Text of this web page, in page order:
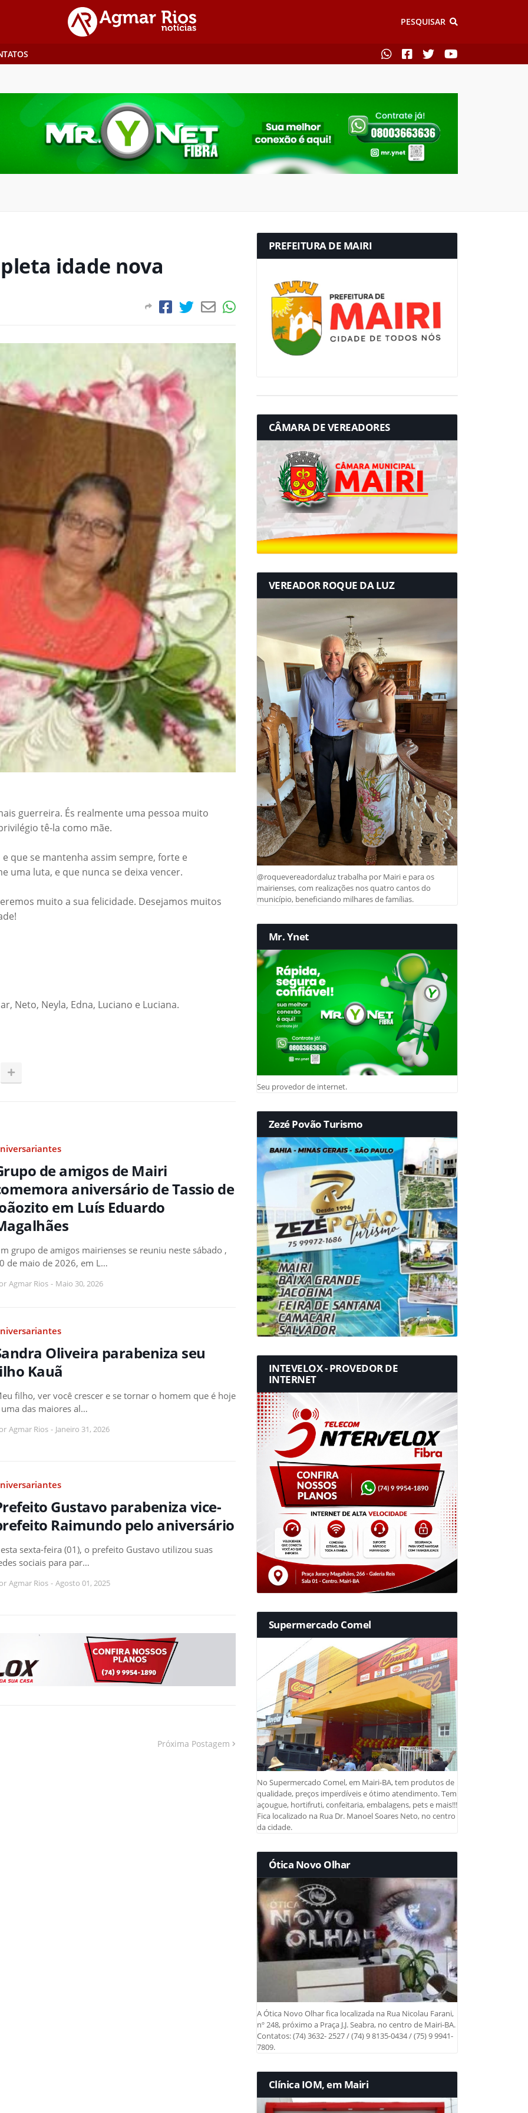
PESQUISAR
idade nova
guerreira. És realmente uma pessoa muito
tê-la como mãe.
que se mantenha assim sempre, forte e
uma luta, e que nunca se deixa vencer.
muito a sua felicidade. Desejamos muitos
Neto, Neyla, Edna, Luciano e Luciana.
de amigos de Mairi
aniversário de Tassio de
em Luís Eduardo
grupo de amigos mairienses se reuniu neste sábado ,
de maio de 2026, em L…
Agmar Rios - Maio 30, 2026
Oliveira parabeniza seu
Kauã
filho, ver você crescer e se tornar o homem que é hoje
das maiores al…
Agmar Rios - Janeiro 31, 2026
Gustavo parabeniza vice-
Raimundo pelo aniversário
sexta-feira (01), o prefeito Gustavo utilizou suas
sociais para par…
Agmar Rios - Agosto 01, 2025
Próxima Postagem
PREFEITURA DE MAIRI
CÂMARA DE VEREADORES
VEREADOR ROQUE DA LUZ
@roquevereadordaluz trabalha por Mairi e para os
mairienses, com realizações nos quatro cantos do
município, beneficiando milhares de famílias.
Mr. Ynet
Seu provedor de internet.
Zezé Povão Turismo
INTEVELOX - PROVEDOR DE
INTERNET
Supermercado Comel
No Supermercado Comel, em Mairi-BA, tem produtos de
qualidade, preços imperdíveis e ótimo atendimento. Tem
açougue, hortifruti, confeitaria, embalagens, pets e mais!!!
Fica localizado na Rua Dr. Manoel Soares Neto, no centro
da cidade.
Ótica Novo Olhar
A Ótica Novo Olhar fica localizada na Rua Nicolau Farani,
nº 248, próximo a Praça J.J. Seabra, no centro de Mairi-BA.
Contatos: (74) 3632- 2527 / (74) 9 8135-0434 / (75) 9 9941-
7809.
Clínica IOM, em Mairi